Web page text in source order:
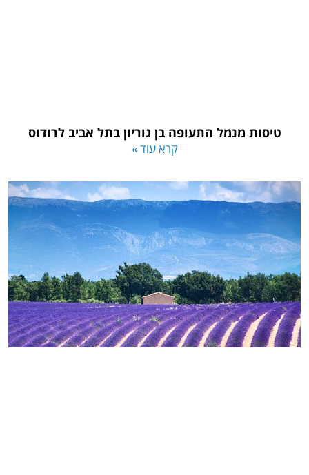
טיסות מנמל התעופה בן גוריון בתל אביב לרודוס
קרא עוד »